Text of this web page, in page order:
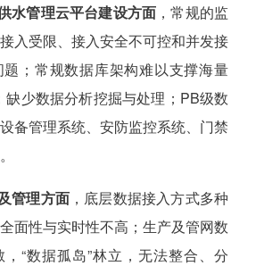
水管理云平台建设方面 ，常规的监
入受限、接入安全不可控和并发接
；常规数据库架构难以支撑海量
缺少数据分析挖掘与处理；PB级数
备管理系统、安防监控系统、门禁
管理方面 ，底层数据接入方式多种
面性与实时性不高；生产及管网数
“数据孤岛”林立，无法整合、分